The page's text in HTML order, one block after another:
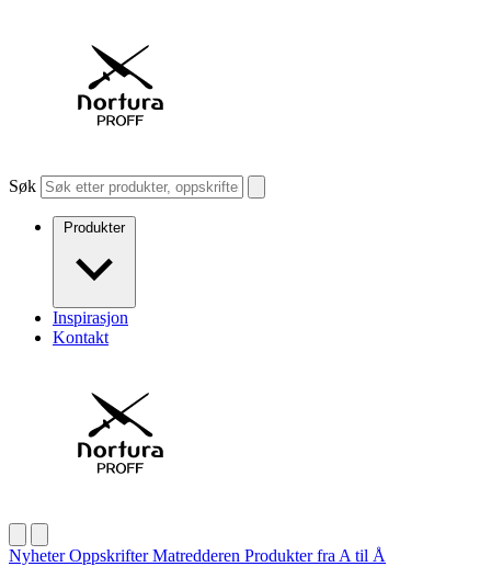
Søk
Produkter
Inspirasjon
Kontakt
NyheterOppskrifterMatredderen Produkter fra A til Å